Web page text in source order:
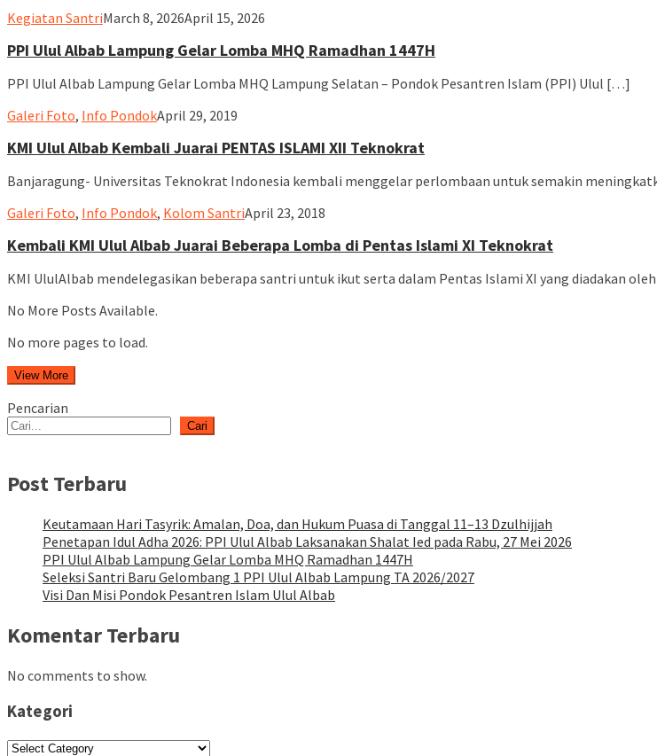
Kegiatan SantriMuhammad
March 8, 2026April 15, 2026
PPI Ulul Albab Lampung Gelar Lomba MHQ Ramadhan 1447H
PPI Ulul Albab Lampung Gelar Lomba MHQ Lampung Selatan – Pondok Pesantren Islam (PPI) Ulul […]
Galeri Foto, Info Pondokululalbablampung
April 29, 2019
KMI Ulul Albab Kembali Juarai PENTAS ISLAMI XII Teknokrat
Banjaragung- Universitas Teknokrat Indonesia kembali menggelar perlombaan untuk semakin
Galeri Foto, Info Pondok, Kolom Santriululalbablampung
April 23, 2018
Kembali KMI Ulul Albab Juarai Beberapa Lomba di Pentas Islami XI Teknokrat
KMI UlulAlbab mendelegasikan beberapa santri untuk ikut serta dalam Pentas Islami XI yang diadakan
No More Posts Available.
No more pages to load.
View More
Pencarian
Cari
Post Terbaru
Keutamaan Hari Tasyrik: Amalan, Doa, dan Hukum Puasa di Tanggal 11–13 Dzulhijjah
Penetapan Idul Adha 2026: PPI Ulul Albab Laksanakan Shalat Ied pada Rabu, 27 Mei 2026
PPI Ulul Albab Lampung Gelar Lomba MHQ Ramadhan 1447H
Seleksi Santri Baru Gelombang 1 PPI Ulul Albab Lampung TA 2026/2027
Visi Dan Misi Pondok Pesantren Islam Ulul Albab
Komentar Terbaru
No comments to show.
Kategori
Kategori